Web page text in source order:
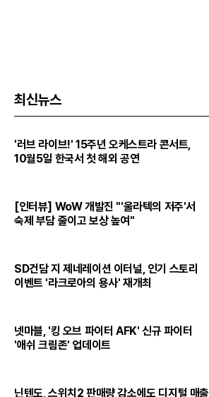
최신뉴스
'러브 라이브!' 15주년 오케스트라 콘서트,
10월5일 한국서 첫 해외 공연
[인터뷰] WoW 개발진 "'울라텍의 저주'서
숙제 부담 줄이고 보상 높여"
SD건담 지 제네레이션 이터널, 인기 스토리
이벤트 '라크로아의 용사' 재개최
넷마블, '킹 오브 파이터 AFK' 신규 파이터
'애쉬 크림존' 업데이트
닌텐도, 스위치2 판매량 감소에도 디지털 매출